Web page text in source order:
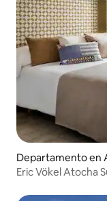
Departamento en
Eric Vökel Atocha